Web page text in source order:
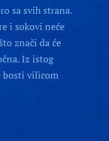
sa svih strana.
i sokovi neće
znači da će
Iz istog
bosti vilicom